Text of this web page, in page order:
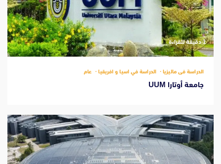
‫1 دقيقة للقراءة
الدراسة فى ماليزيا الدراسة في اسيا و افريقيا عام
جامعة أوتارا UUM